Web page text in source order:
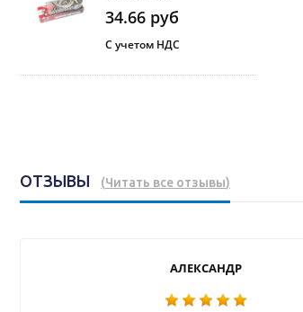
34.66 руб
С учетом НДС
ОТЗЫВЫ (Читать все отзывы)
АЛЕКСАНДР